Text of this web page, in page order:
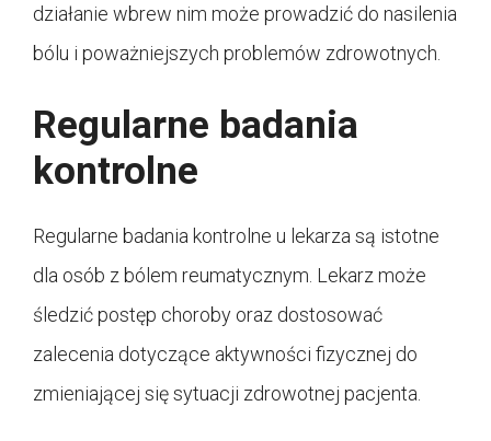
działanie wbrew nim może prowadzić do nasilenia
bólu i poważniejszych problemów zdrowotnych.
Regularne badania
kontrolne
Regularne badania kontrolne u lekarza są istotne
dla osób z bólem reumatycznym. Lekarz może
śledzić postęp choroby oraz dostosować
zalecenia dotyczące aktywności fizycznej do
zmieniającej się sytuacji zdrowotnej pacjenta.